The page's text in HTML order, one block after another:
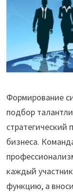
Формирование
подбор
стратегический
бизнеса.
каждый
функцию, а